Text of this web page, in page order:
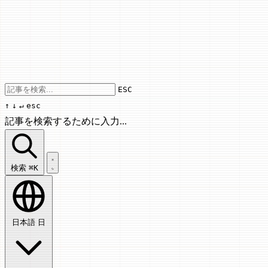
Use arrow keys to navigate results,
ESC
↑ ↓ ↵ esc
記事を検索するために入力...
記事を検索...
検索 ⌘K
日本語 日